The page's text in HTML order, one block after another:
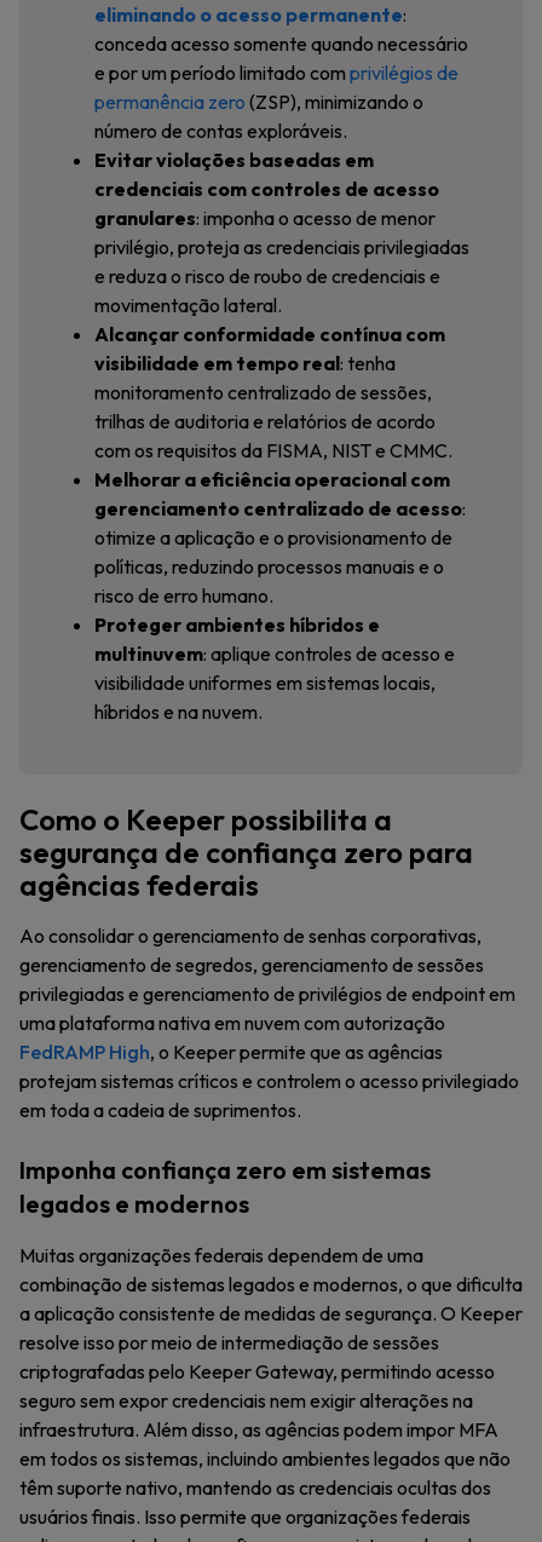
eliminando o acesso permanente:
conceda acesso somente quando necessário
e por um período limitado com privilégios de
permanência zero (ZSP), minimizando o
número de contas exploráveis.
Evitar violações baseadas em
credenciais com controles de acesso
granulares: imponha o acesso de menor
privilégio, proteja as credenciais privilegiadas
e reduza o risco de roubo de credenciais e
movimentação lateral.
Alcançar conformidade contínua com
visibilidade em tempo real: tenha
monitoramento centralizado de sessões,
trilhas de auditoria e relatórios de acordo
com os requisitos da FISMA, NIST e CMMC.
Melhorar a eficiência operacional com
gerenciamento centralizado de acesso:
otimize a aplicação e o provisionamento de
políticas, reduzindo processos manuais e o
risco de erro humano.
Proteger ambientes híbridos e
multinuvem: aplique controles de acesso e
visibilidade uniformes em sistemas locais,
híbridos e na nuvem.
Como o Keeper possibilita a
segurança de confiança zero para
agências federais
Ao consolidar o gerenciamento de senhas corporativas,
gerenciamento de segredos, gerenciamento de sessões
privilegiadas e gerenciamento de privilégios de endpoint em
uma plataforma nativa em nuvem com autorização
FedRAMP High, o Keeper permite que as agências
protejam sistemas críticos e controlem o acesso privilegiado
em toda a cadeia de suprimentos.
Imponha confiança zero em sistemas
legados e modernos
Muitas organizações federais dependem de uma
combinação de sistemas legados e modernos, o que dificulta
a aplicação consistente de medidas de segurança. O Keeper
resolve isso por meio de intermediação de sessões
criptografadas pelo Keeper Gateway, permitindo acesso
seguro sem expor credenciais nem exigir alterações na
infraestrutura. Além disso, as agências podem impor MFA
em todos os sistemas, incluindo ambientes legados que não
têm suporte nativo, mantendo as credenciais ocultas dos
usuários finais. Isso permite que organizações federais